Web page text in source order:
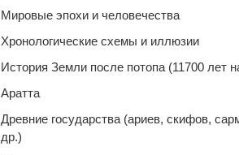
Мировые эпохи и человечества
Хронологические схемы и иллюзии
История Земли после потопа (11700 лет
Аратта
Древние государства (ариев, скифов,
др.)